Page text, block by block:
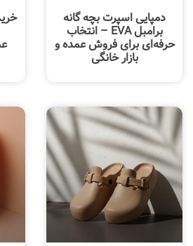
دمپایی اسپرت بچه گانه
برامبل EVA – انتخاب
حرفه‌ای برای فروش عمده و
بازار خانگی